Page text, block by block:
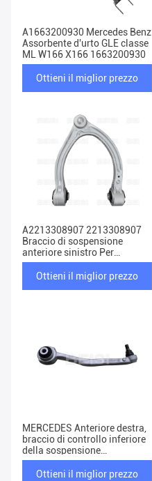
A1663200930 Mercedes Benz
Assorbente d'urto GLE classe
ML W166 X166 1663200930
Ottieni il miglior prezzo
A2213308907 2213308907
Braccio di sospensione
anteriore sinistro Per
Mercedes Benz Classe S
W221Ottieni il miglior prezzo
MERCEDES Anteriore destra,
braccio di controllo inferiore
della sospensione
A2043306811 2043306811
Ottieni il miglior prezzo